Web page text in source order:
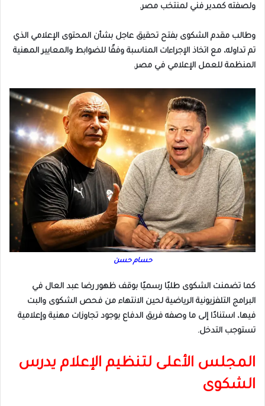
ولصفته كمدير فني لمنتخب مصر.
وطالب مقدم الشكوى بفتح تحقيق عاجل بشأن المحتوى الإعلامي الذي
تم تداوله، مع اتخاذ الإجراءات المناسبة وفقًا للضوابط والمعايير المهنية
المنظمة للعمل الإعلامي في مصر.
حسام حسن
كما تضمنت الشكوى طلبًا رسميًا بوقف ظهور رضا عبد العال في
البرامج التلفزيونية الرياضية لحين الانتهاء من فحص الشكوى والبت
فيها، استنادًا إلى ما وصفه فريق الدفاع بوجود تجاوزات مهنية وإعلامية
تستوجب التدخل.
المجلس الأعلى لتنظيم الإعلام يدرس
الشكوى